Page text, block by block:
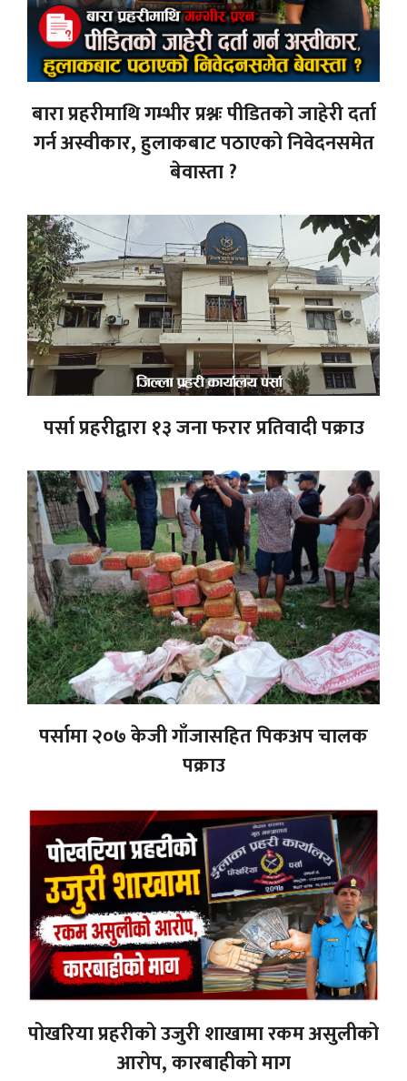
बारा प्रहरीमाथि गम्भीर प्रश्नः पीडितको जाहेरी दर्ता
गर्न अस्वीकार, हुलाकबाट पठाएको निवेदनसमेत
बेवास्ता ?
पर्सा प्रहरीद्वारा १३ जना फरार प्रतिवादी पक्राउ
पर्सामा २०७ केजी गाँजासहित पिकअप चालक
पक्राउ
पोखरिया प्रहरीको उजुरी शाखामा रकम असुलीको
आरोप, कारबाहीको माग